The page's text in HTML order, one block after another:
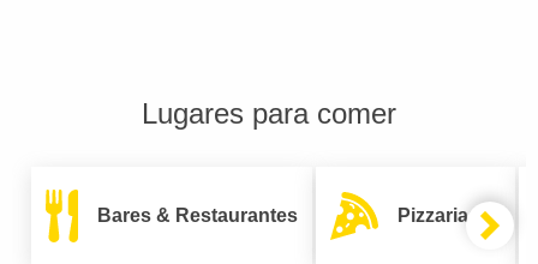
Lugares para comer
Bares & Restaurantes Pizzarias